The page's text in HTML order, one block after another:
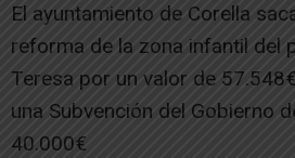
El ayuntamiento de Corella
reforma de la zona infantil del
Teresa por un valor de
una Subvención del Gobierno
40.000€